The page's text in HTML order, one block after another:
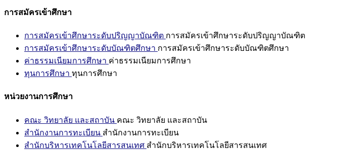
การสมัครเข้าศึกษา
การสมัครเข้าศึกษาระดับปริญญาบัณฑิต การสมัครเข้าศึกษาระดับปริญญาบัณฑิต
การสมัครเข้าศึกษาระดับบัณฑิตศึกษา การสมัครเข้าศึกษาระดับบัณฑิตศึกษา
ค่าธรรมเนียมการศึกษา ค่าธรรมเนียมการศึกษา
ทุนการศึกษา ทุนการศึกษา
หน่วยงานการศึกษา
คณะ วิทยาลัย และสถาบัน คณะ วิทยาลัย และสถาบัน
สำนักงานการทะเบียน สำนักงานการทะเบียน
สำนักบริหารเทคโนโลยีสารสนเทศ สำนักบริหารเทคโนโลยีสารสนเทศ